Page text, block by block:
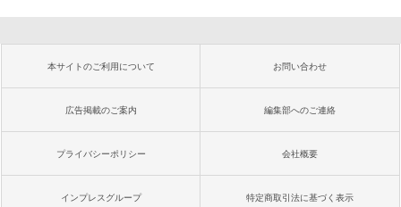
本サイトのご利用について お問い合わせ
広告掲載のご案内 編集部へのご連絡
プライバシーポリシー 会社概要
インプレスグループ 特定商取引法に基づく表示